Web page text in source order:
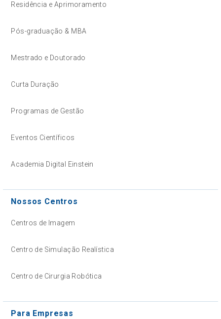
Residência e Aprimoramento
Pós-graduação & MBA
Mestrado e Doutorado
Curta Duração
Programas de Gestão
Eventos Científicos
Academia Digital Einstein
Nossos Centros
Centros de Imagem
Centro de Simulação Realística
Centro de Cirurgia Robótica
Para Empresas